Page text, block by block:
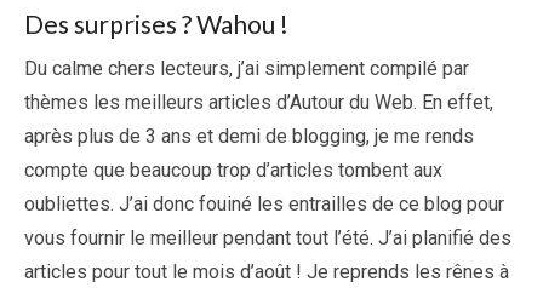
Des surprises ? Wahou !
Du calme chers lecteurs, j’ai simplement compilé par
thèmes les meilleurs articles d’Autour du Web. En effet,
après plus de 3 ans et demi de blogging, je me rends
compte que beaucoup trop d’articles tombent aux
oubliettes. J’ai donc fouiné les entrailles de ce blog pour
vous fournir le meilleur pendant tout l’été. J’ai planifié des
articles pour tout le mois d’août ! Je reprends les rênes à